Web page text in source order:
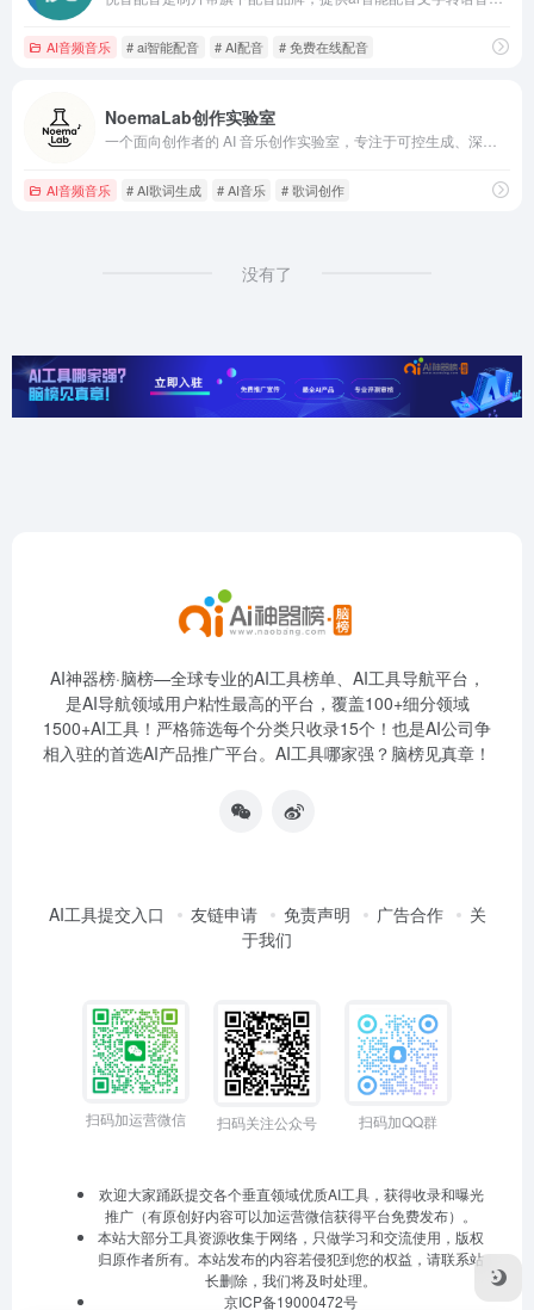
AI音频音乐 # ai智能配音 # AI配音 # 免费在线配音
NoemaLab创作实验室
AI音频音乐 # AI歌词生成 # AI音乐 # 歌词创作
没有了
AI神器榜·脑榜—全球专业的AI工具榜单、AI工具导航平台，
是AI导航领域用户粘性最高的平台，覆盖100+细分领域
1500+AI工具！严格筛选每个分类只收录15个！也是AI公司争
相入驻的首选AI产品推广平台。AI工具哪家强？脑榜见真章！
AI工具提交入口 友链申请 免责声明 广告合作
关
于我们
扫码加运营微信 扫码关注公众号 扫码加QQ群
欢迎大家踊跃提交各个垂直领域优质AI工具，获得收录和曝光
推广（有原创好内容可以加运营微信获得平台免费发布）。
本站大部分工具资源收集于网络，只做学习和交流使用，版权
归原作者所有。本站发布的内容若侵犯到您的权益，请联系站
长删除，我们将及时处理。
京ICP备19000472号